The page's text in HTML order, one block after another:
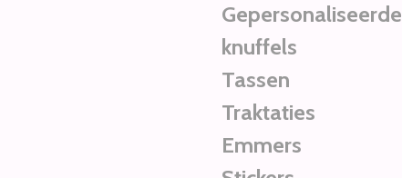
Gepersonaliseerde
knuffels
Tassen
Traktaties
Emmers